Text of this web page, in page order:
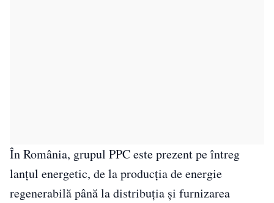
În România, grupul PPC este prezent pe întreg
lanțul energetic, de la producția de energie
regenerabilă până la distribuția și furnizarea